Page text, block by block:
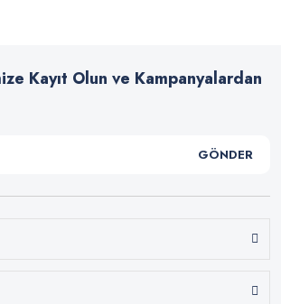
Kayıt Olun ve Kampanyalardan
GÖNDER